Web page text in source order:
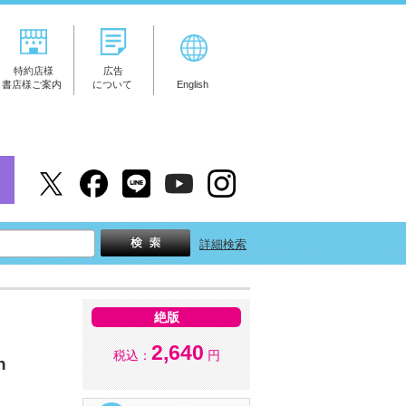
特約店様
書店様ご案内
広告
について
English
詳細検索
絶版
税込： 2,640 円